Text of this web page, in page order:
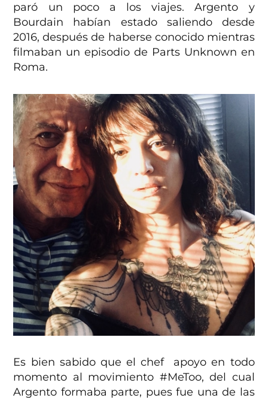
paró un poco a los viajes. Argento y
Bourdain habían estado saliendo desde
2016, después de haberse conocido mientras
filmaban un episodio de Parts Unknown en
Roma.
Es bien sabido que el chef apoyo en todo
momento al movimiento #MeToo, del cual
Argento formaba parte, pues fue una de las